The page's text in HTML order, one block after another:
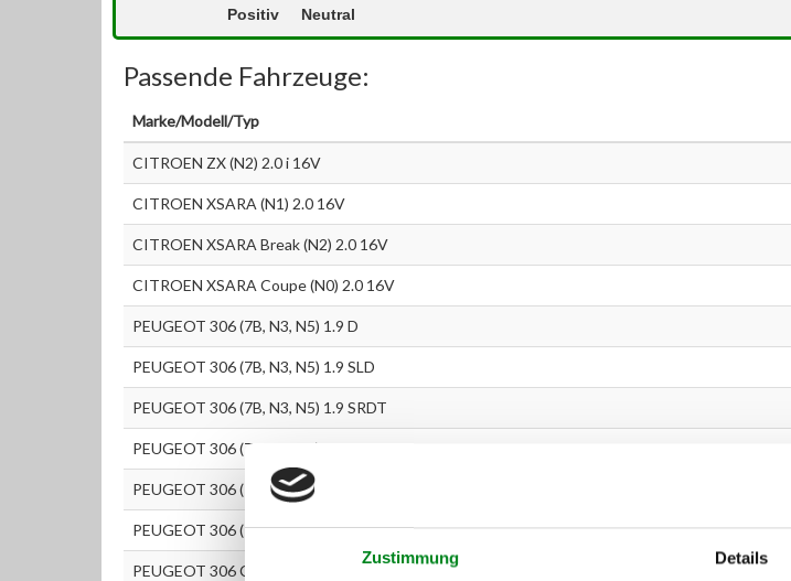
Zustimmung Details
Positiv Neutral
Passende Fahrzeuge:
Marke/Modell/Typ
CITROEN ZX (N2) 2.0 i 16V
CITROEN XSARA (N1) 2.0 16V
CITROEN XSARA Break (N2) 2.0 16V
CITROEN XSARA Coupe (N0) 2.0 16V
PEUGEOT 306 (7B, N3, N5) 1.9 D
PEUGEOT 306 (7B, N3, N5) 1.9 SLD
PEUGEOT 306 (7B, N3, N5) 1.9 SRDT
PEUGEOT 306 (7B, N3, N5) 2.0
PEUGEOT 306 (7B, N3, N5) 2.0 S16
PEUGEOT 306 (7B, N3, N5) 2.0 ST
PEUGEOT 306 Cabrio (7D, N3, N5) 2.0